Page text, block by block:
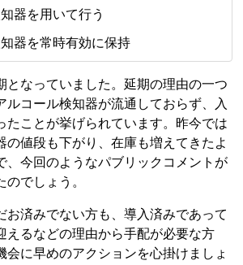
器を用いて行う
器を常時有効に保持
となっていました。延期の理由の一つ
ルコール検知器が流通しておらず、入
たことが挙げられています。昨今では
の値段も下がり、在庫も増えてきたよ
、今回のようなパブリックコメントが
でしょう。
お済みでない方も、導入済みであって
えるなどの理由から手配が必要な方
会に早めのアクションを心掛けましょ